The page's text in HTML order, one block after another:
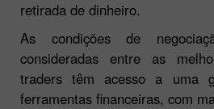
retirada de dinheiro.
As condições de
consideradas entre as
traders têm acesso a uma
ferramentas financeiras, com